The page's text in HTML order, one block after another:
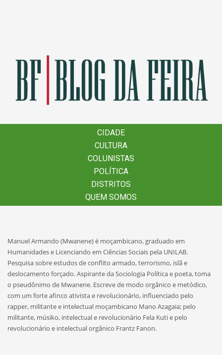
CIDADE
CULTURA
COLUNISTAS
POLÍTICA
DISTRITOS
QUEM SOMOS
CIDADE
CULTURA
COLUNISTAS
POLÍTICA
DISTRITOS
QUEM SOMOS
Manuel Armando (Mwanene) é moçambicano, graduado em
Humanidades e Licenciando em Ciências Sociais pela UNILAB.
Pesquisa sobre estudos de conflito armado, terrorismo, islã e
deslocamento forçado. Aspirante da Sociologia Política e poeta, toma
o pseudônimo de Mwanene. Escreve de modo orgânico e metódico,
com um forte afinco ativista e revolucionário, influenciado pelo
rapper, militante e intelectual moçambicano Mano Azagaia; pelo
militante, músiko, intelectual e revolucionário Fela Kuti e pelo
revolucionário e intelectual orgânico Frantz Fanon.